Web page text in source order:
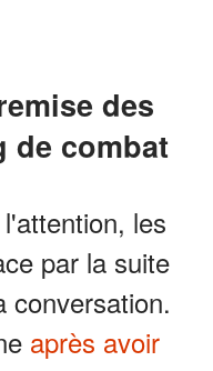
de combat
les
par la suite
conversation.
après avoir